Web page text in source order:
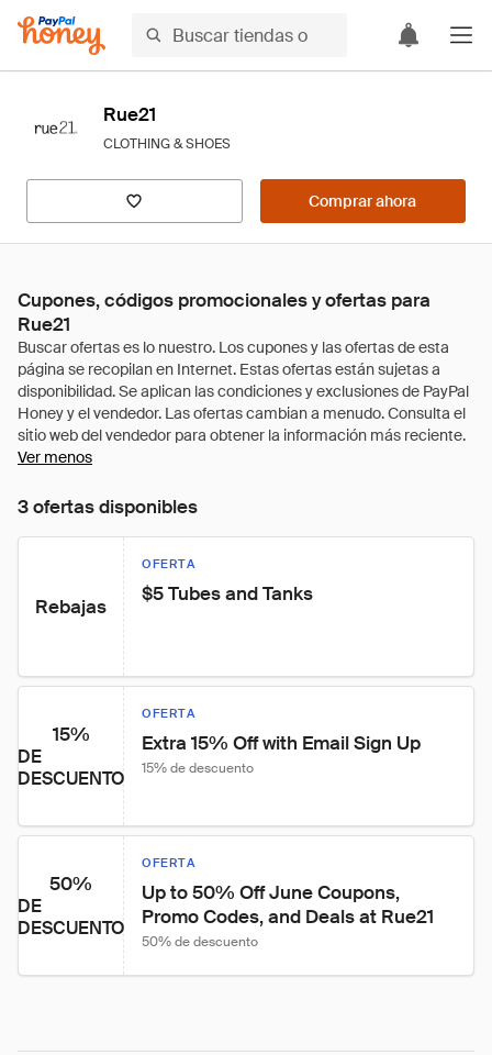
Rue21
CLOTHING & SHOES
Comprar ahora
Cupones, códigos promocionales y ofertas para
Rue21
Ver menos
3 ofertas disponibles
Rebajas
OFERTA
$5 Tubes and Tanks
15%
DE
DESCUENTO
OFERTA
Extra 15% Off with Email Sign Up
15% de descuento
50%
DE
DESCUENTO
OFERTA
Up to 50% Off June Coupons,
Promo Codes, and Deals at Rue21
50% de descuento